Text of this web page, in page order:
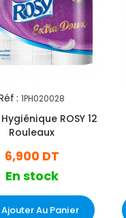
: 1PH020028
ROSY 12
Rouleaux
6,900 DT
En stock
Ajouter Au Panier